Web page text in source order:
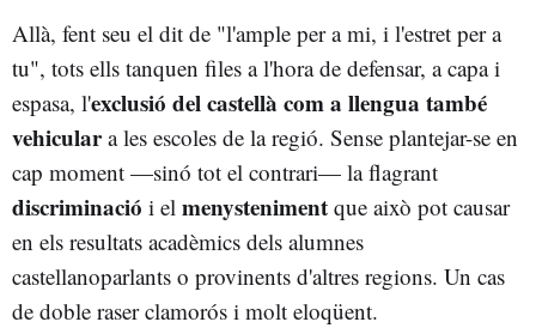
Allà, fent seu el dit de "l'ample per a mi, i l'estret per a
tu", tots ells tanquen files a l'hora de defensar, a capa i
espasa, l'exclusió del castellà com a llengua també
vehiculara les escoles de la regió. Sense plantejar-se en
cap moment —sinó tot el contrari— la flagrant
discriminació i el menysteniment que això pot causar
en els resultats acadèmics dels alumnes
castellanoparlants o provinents d'altres regions. Un cas
de doble raser clamorós i molt eloqüent.